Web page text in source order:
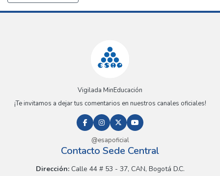
Vigilada MinEducación
¡Te invitamos a dejar tus comentarios en nuestros canales oficiales!
@esapoficial
Contacto Sede Central
Dirección:Calle 44 # 53 - 37, CAN, Bogotá D.C.